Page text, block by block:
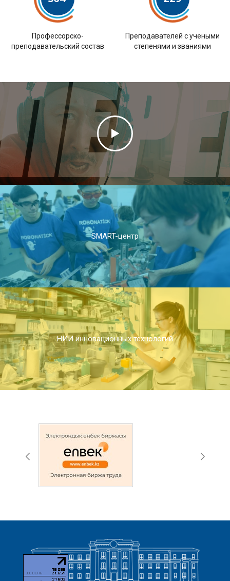
Профессорско-
преподавательский состав
Преподавателей с учеными
степенями и званиями
SMART-центр
НИИ инновационных технологий